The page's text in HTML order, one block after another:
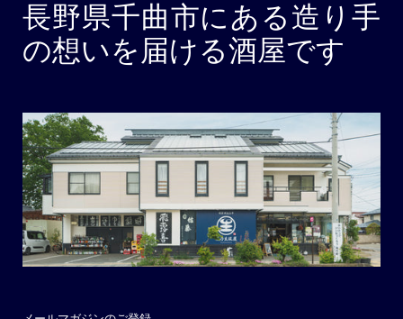
長野県千曲市にある造り手
の想いを届ける酒屋です